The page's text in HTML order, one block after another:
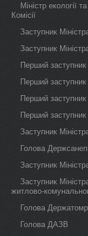
Міністр екології
Комісії
Заступник
Заступник
Перший заступник
Перший заступник
Перший заступник
Перший заступник
Заступник
Голова
Заступник
Заступник
житлово-
Голова
Голова ДАЗВ